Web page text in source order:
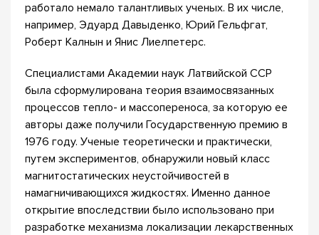
работало немало талантливых ученых. В их числе,
например, Эдуард Давыденко, Юрий Гельфгат,
Роберт Калнын и Янис Лиелпетерс.
Специалистами Академии наук Латвийской ССР
была сформулирована теория взаимосвязанных
процессов тепло- и массопереноса, за которую ее
авторы даже получили Государственную премию в
1976 году. Ученые теоретически и практически,
путем экспериментов, обнаружили новый класс
магнитостатических неустойчивостей в
намагничивающихся жидкостях. Именно данное
открытие впоследствии было использовано при
разработке механизма локализации лекарственных